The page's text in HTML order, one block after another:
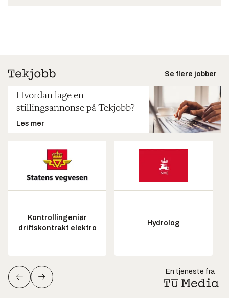
Se flere jobber
Hvordan lage en
stillingsannonse på Tekjobb?
Les mer
Kontrollingeniør
driftskontrakt elektro
Hydrolog
En tjeneste fra